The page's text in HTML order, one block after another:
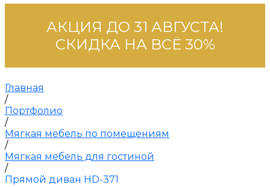
АКЦИЯ ДО 31 АВГУСТА!
СКИДКА НА ВСЁ 30%
Главная
/
Портфолио
/
Мягкая мебель по помещениям
/
Мягкая мебель для гостиной
/
Прямой диван HD-371